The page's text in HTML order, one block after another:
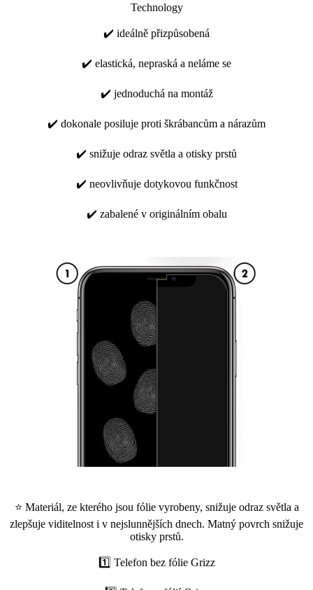
Technology
✔️ ideálně přizpůsobená
✔️ elastická, nepraská a neláme se
✔️ jednoduchá na montáž
✔️ dokonale posiluje proti škrábancům a nárazům
✔️ snižuje odraz světla a otisky prstů
✔️ neovlivňuje dotykovou funkčnost
✔️ zabalené v originálním obalu
⭐ Materiál, ze kterého jsou fólie vyrobeny, snižuje odraz světla a
zlepšuje viditelnost i v nejslunnějších dnech. Matný povrch snižuje
otisky prstů.
1️⃣ Telefon bez fólie Grizz